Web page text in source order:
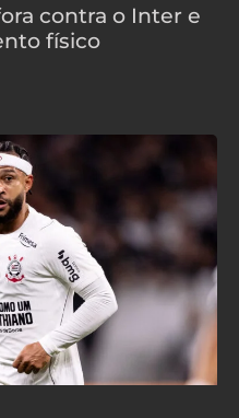
contra o Inter e
físico